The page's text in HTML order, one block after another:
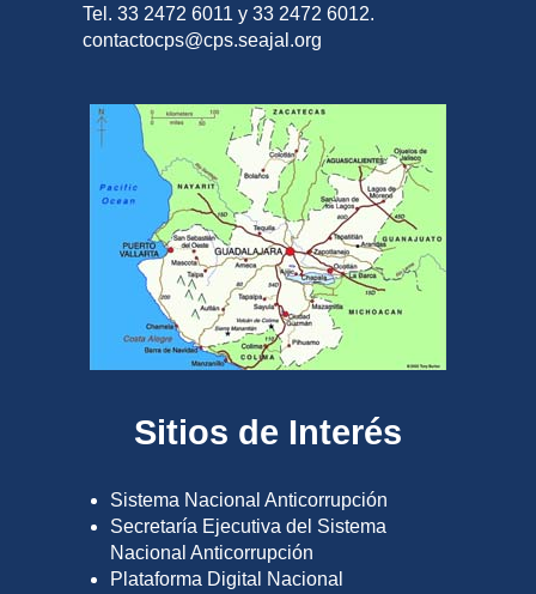
Tel. 33 2472 6011 y 33 2472 6012.
contactocps@cps.seajal.org
Sitios de Interés
Sistema Nacional Anticorrupción
Secretaría Ejecutiva del Sistema
Nacional Anticorrupción
Plataforma Digital Nacional